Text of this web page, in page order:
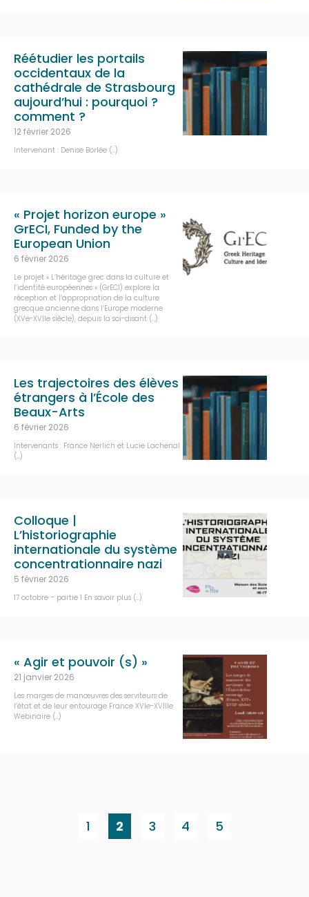
Réétudier les portails
occidentaux de la
cathédrale de Strasbourg
aujourd’hui : pourquoi ?
comment ?
12 février 2026
Intervenant : Denise Borlée (…)
« Projet horizon europe »
GrECI, Funded by the
European Union
6 février 2026
Le projet « L’héritage grec dans la culture et
l’identité européennes » (GrECI) explore la
réception et l’appropriation de la culture
grecque ancienne dans l’Europe moderne
(XVe-XVIIe siècle), depuis la soi-disant (…)
Les trajectoires des élèves
étrangers à l’École des
Beaux-Arts
6 février 2026
Intervenants : France Nerlich et Lucie Lachenal
(…)
Colloque |
L’historiographie
internationale du système
concentrationnaire nazi
5 février 2026
17 octobre – partie 1 En savoir plus (…)
« Agir et pouvoir (s) »
21 janvier 2026
Les marges de manœuvres des serviteurs de
l’état et de leur entourage France XVIe-XVIIIe
Webinaire (…)
1 2 3 4 5